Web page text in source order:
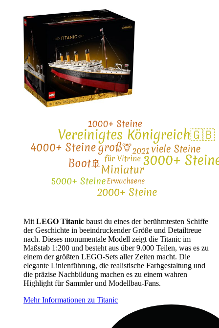
Mit LEGO Titanic baust du eines der berühmtesten Schiffe
der Geschichte in beeindruckender Größe und Detailtreue
nach. Dieses monumentale Modell zeigt die Titanic im
Maßstab 1:200 und besteht aus über 9.000 Teilen, was es zu
einem der größten LEGO-Sets aller Zeiten macht. Die
elegante Linienführung, die realistische Farbgestaltung und
die präzise Nachbildung machen es zu einem wahren
Highlight für Sammler und Modellbau-Fans.
Mehr Informationen zu Titanic